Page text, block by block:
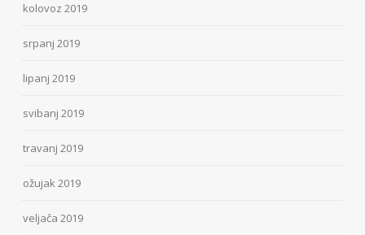
kolovoz 2019
srpanj 2019
lipanj 2019
svibanj 2019
travanj 2019
ožujak 2019
veljača 2019